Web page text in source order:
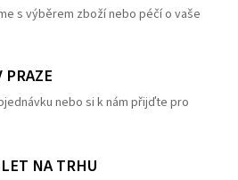
s výběrem zboží nebo péčí o vaše
PRAZE
nebo si k nám přijďte pro
NA TRHU